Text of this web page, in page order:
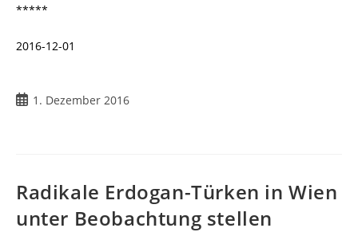
*****
2016-12-01
1. Dezember 2016
Radikale Erdogan-Türken in Wien
unter Beobachtung stellen